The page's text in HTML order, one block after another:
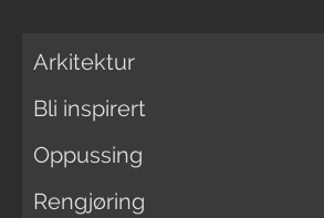
Arkitektur
Bli inspirert
Oppussing
Rengjøring